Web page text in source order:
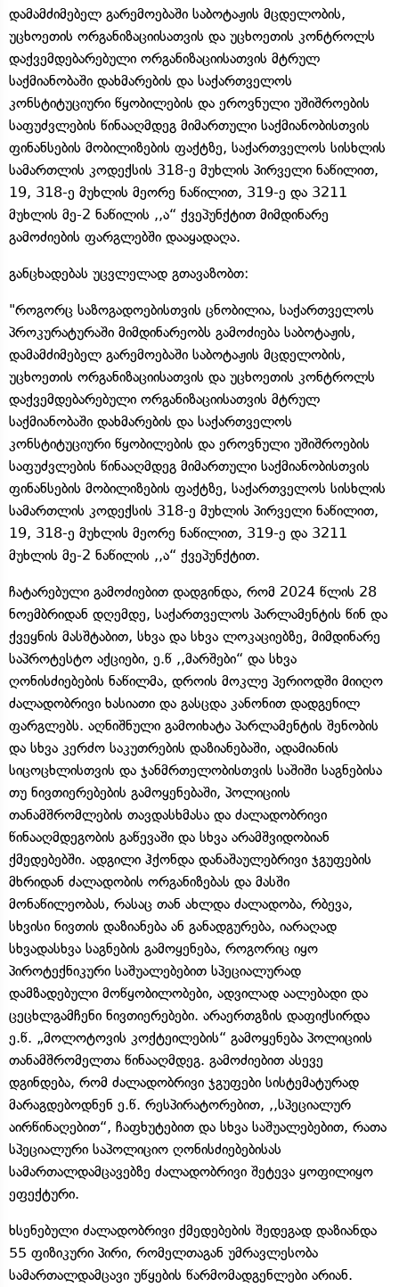
დამამძიმებელ გარემოებაში საბოტაჟის მცდელობის,
უცხოეთის ორგანიზაციისათვის და უცხოეთის კონტროლს
დაქვემდებარებული ორგანიზაციისათვის მტრულ
საქმიანობაში დახმარების და საქართველოს
კონსტიტუციური წყობილების და ეროვნული უშიშროების
საფუძვლების წინააღმდეგ მიმართული საქმიანობისთვის
ფინანსების მობილიზების ფაქტზე, საქართველოს სისხლის
სამართლის კოდექსის 318-ე მუხლის პირველი ნაწილით,
19, 318-ე მუხლის მეორე ნაწილით, 319-ე და 3211
მუხლის მე-2 ნაწილის ,,ა“ ქვეპუნქტით მიმდინარე
გამოძიების ფარგლებში დააყადაღა.
განცხადებას უცვლელად გთავაზობთ:
"როგორც საზოგადოებისთვის ცნობილია, საქართველოს
პროკურატურაში მიმდინარეობს გამოძიება საბოტაჟის,
დამამძიმებელ გარემოებაში საბოტაჟის მცდელობის,
უცხოეთის ორგანიზაციისათვის და უცხოეთის კონტროლს
დაქვემდებარებული ორგანიზაციისათვის მტრულ
საქმიანობაში დახმარების და საქართველოს
კონსტიტუციური წყობილების და ეროვნული უშიშროების
საფუძვლების წინააღმდეგ მიმართული საქმიანობისთვის
ფინანსების მობილიზების ფაქტზე, საქართველოს სისხლის
სამართლის კოდექსის 318-ე მუხლის პირველი ნაწილით,
19, 318-ე მუხლის მეორე ნაწილით, 319-ე და 3211
მუხლის მე-2 ნაწილის ,,ა“ ქვეპუნქტით.
ჩატარებული გამოძიებით დადგინდა, რომ 2024 წლის 28
ნოემბრიდან დღემდე, საქართველოს პარლამენტის წინ და
ქვეყნის მასშტაბით, სხვა და სხვა ლოკაციებზე, მიმდინარე
საპროტესტო აქციები, ე.წ ,,მარშები“ და სხვა
ღონისძიებების ნაწილმა, დროის მოკლე პერიოდში მიიღო
ძალადობრივი ხასიათი და გასცდა კანონით დადგენილ
ფარგლებს. აღნიშნული გამოიხატა პარლამენტის შენობის
და სხვა კერძო საკუთრების დაზიანებაში, ადამიანის
სიცოცხლისთვის და ჯანმრთელობისთვის საშიში საგნებისა
თუ ნივთიერებების გამოყენებაში, პოლიციის
თანამშრომლების თავდასხმასა და ძალადობრივი
წინააღმდეგობის გაწევაში და სხვა არამშვიდობიან
ქმედებებში. ადგილი ჰქონდა დანაშაულებრივი ჯგუფების
მხრიდან ძალადობის ორგანიზებას და მასში
მონაწილეობას, რასაც თან ახლდა ძალადობა, რბევა,
სხვისი ნივთის დაზიანება ან განადგურება, იარაღად
სხვადასხვა საგნების გამოყენება, როგორიც იყო
პიროტექნიკური საშუალებებით სპეციალურად
დამზადებული მოწყობილობები, ადვილად აალებადი და
ცეცხლგამჩენი ნივთიერებები. არაერთგზის დაფიქსირდა
ე.წ. „მოლოტოვის კოქტეილების“ გამოყენება პოლიციის
თანამშრომელთა წინააღმდეგ. გამოძიებით ასევე
დგინდება, რომ ძალადობრივი ჯგუფები სისტემატურად
მარაგდებოდნენ ე.წ. რესპირატორებით, ,,სპეციალურ
აირწინაღებით“, ჩაფხუტებით და სხვა საშუალებებით, რათა
სპეციალური საპოლიციო ღონისძიებებისას
სამართალდამცავებზე ძალადობრივი შეტევა ყოფილიყო
ეფექტური.
ხსენებული ძალადობრივი ქმედებების შედეგად დაზიანდა
55 ფიზიკური პირი, რომელთაგან უმრავლესობა
სამართალდამცავი უწყების წარმომადგენლები არიან.